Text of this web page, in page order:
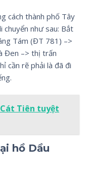
cách thành phố Tây
chuyển như sau: Bắt
Tám (ĐT 781) –>
Đen –> thị trấn
cần rẽ phải là đã đi
Tiên tuyệt
hồ Dầu